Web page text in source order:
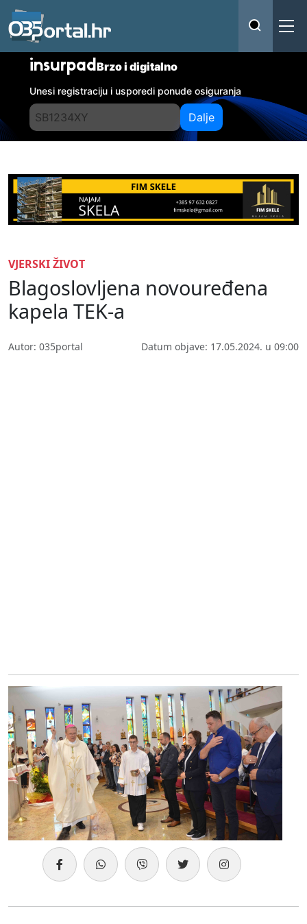
insurpadBrzo i digitalno
Unesi registraciju i usporedi ponude osiguranja
Dalje
VJERSKI ŽIVOT
Blagoslovljena novouređena
kapela TEK-a
Autor: 035portal Datum objave: 17.05.2024. u 09:00